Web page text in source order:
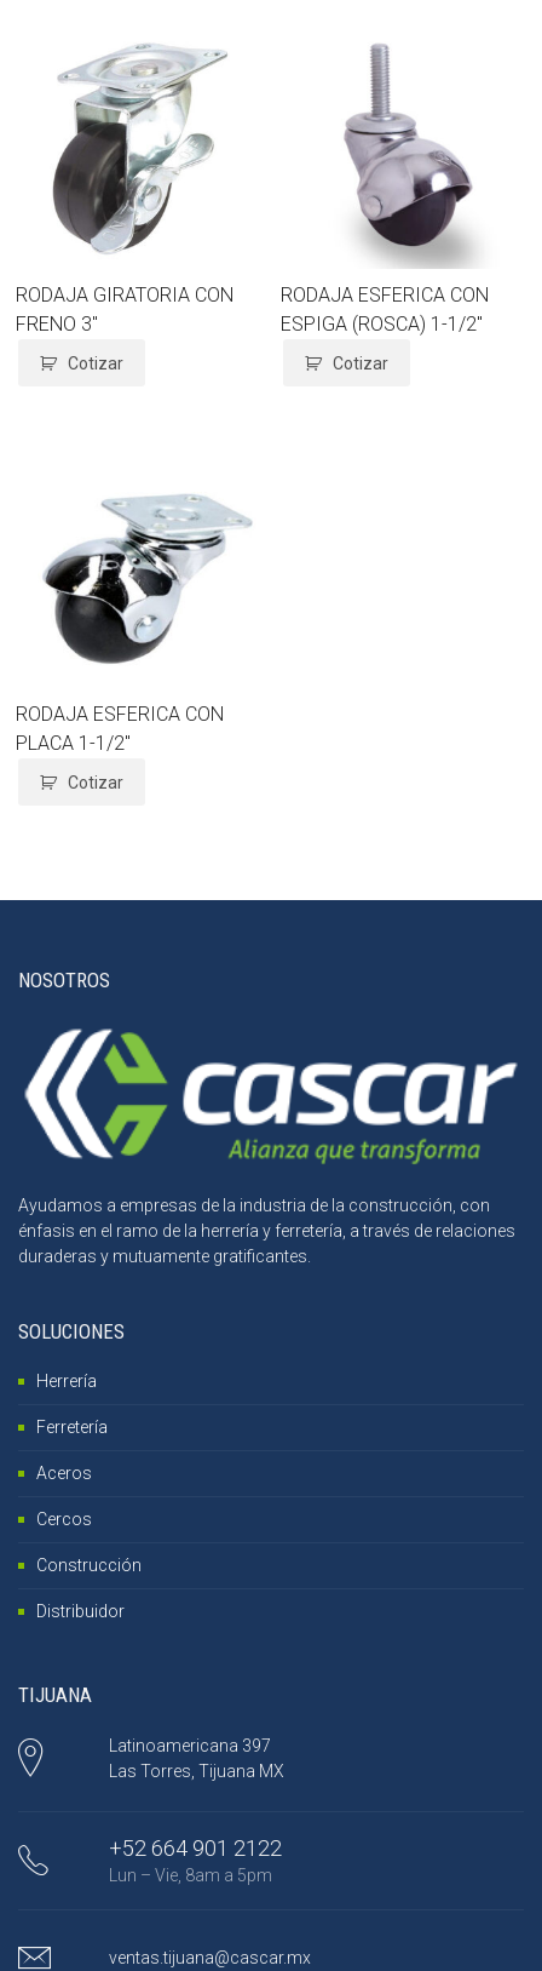
RODAJA GIRATORIA CON
FRENO 3″
Cotizar
RODAJA ESFERICA CON
ESPIGA (ROSCA) 1-1/2″
Cotizar
RODAJA ESFERICA CON
PLACA 1-1/2″
Cotizar
NOSOTROS
Ayudamos a empresas de la industria de la construcción, con
énfasis en el ramo de la herrería y ferretería, a través de relaciones
duraderas y mutuamente gratificantes.
SOLUCIONES
Herrería
Ferretería
Aceros
Cercos
Construcción
Distribuidor
TIJUANA
Latinoamericana 397
Las Torres, Tijuana MX
+52 664 901 2122
Lun – Vie, 8am a 5pm
ventas.tijuana@cascar.mx